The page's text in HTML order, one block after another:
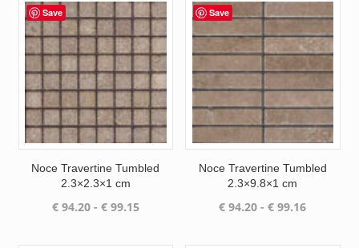
€ 106.76
Save
Noce Travertine Tumbled
2.3×2.3×1 cm
€94.20 - €99.15Prijsklasse:
Save
Noce Travertine Tumbled
2.3×9.8×1 cm
€ 94.20 - € 99.16